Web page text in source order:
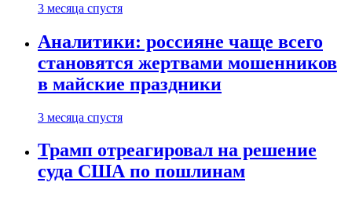
3 месяца спустя
Аналитики: россияне чаще всего
становятся жертвами мошенников
в майские праздники
3 месяца спустя
Трамп отреагировал на решение
суда США по пошлинам